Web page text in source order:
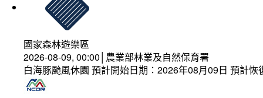
國家森林遊樂區
2026-08-09, 00:00│農業部林業及自然保育署
白海豚颱風休園 預計開始日期：2026年08月09日 預計